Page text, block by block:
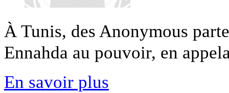
À Tunis, des Anonymous
Ennahda au pouvoir, en
En savoir plus